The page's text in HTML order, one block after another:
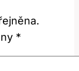
*